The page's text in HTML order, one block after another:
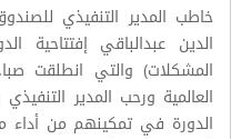
خاطب المدير التنفيذي
الدين عبدالباقي إفتتاحية
المشكلات) والتي انطلقت
العالمية ورحب المدير
الدورة في تمكينهم من أداء